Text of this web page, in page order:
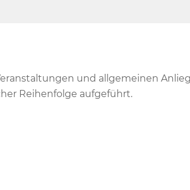
und allgemeinen
Reihenfolge aufgeführt.